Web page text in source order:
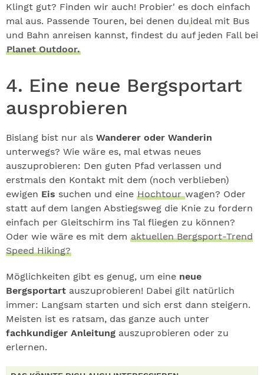
Klingt gut? Finden wir auch! Probier' es doch einfach
mal aus. Passende Touren, bei denen du ideal mit Bus
und Bahn anreisen kannst, findest du auf jeden Fall bei
Planet Outdoor.
4. Eine neue Bergsportart
ausprobieren
Bislang bist nur als Wanderer oder Wanderin
unterwegs? Wie wäre es, mal etwas neues
auszuprobieren: Den guten Pfad verlassen und
erstmals den Kontakt mit dem (noch verblieben)
ewigen Eis suchen und eine Hochtourwagen? Oder
statt auf dem langen Abstiegsweg die Knie zu fordern
einfach per Gleitschirm ins Tal fliegen zu können?
Oder wie wäre es mit dem aktuellen Bergsport-Trend
Speed Hiking?
Möglichkeiten gibt es genug, um eine neue
Bergsportart auszuprobieren! Dabei gilt natürlich
immer: Langsam starten und sich erst dann steigern.
Meisten ist es ratsam, das ganze auch unter
fachkundiger Anleitung auszuprobieren oder zu
erlernen.